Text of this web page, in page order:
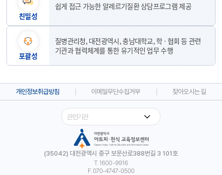
친밀성
쉽게 접근 가능한 알레르기질환 상담프로그램 제공
포괄성
질병관리청, 대전광역시, 충남대학교, 학 · 협회 등 관련
기관과 협력체계를 통한 유기적인 업무 수행
개인정보취급방침 이메일무단수집거부 찾아오시는 길
(35042) 대전광역시 중구 보문산로388번길 3 101호
T. 1600-9916
F. 070-4747-0500